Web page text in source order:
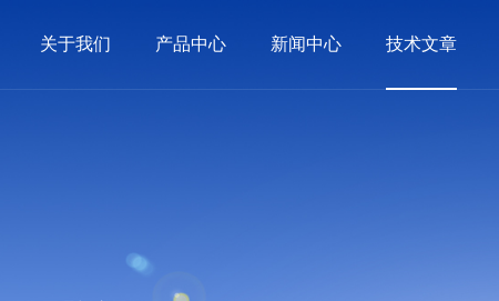
关于我们 产品中心 新闻中心 技术文章